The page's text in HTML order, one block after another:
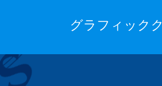
グラフィック